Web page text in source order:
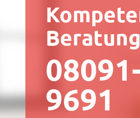
Beratung
9691